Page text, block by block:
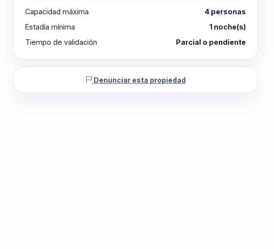
Capacidad máxima
4 personas
Estadía mínima
1 noche(s)
Tiempo de validación
Parcial o pendiente
Denunciar esta propiedad